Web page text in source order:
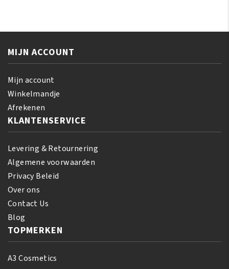
Pudding
425
aantal
In
ml
MIJN ACCOUNT
Mijn account
Winkelmandje
Afrekenen
KLANTENSERVICE
Levering & Retournering
Algemene voorwaarden
Privacy Beleid
Over ons
Contact Us
Blog
TOPMERKEN
A3 Cosmetics